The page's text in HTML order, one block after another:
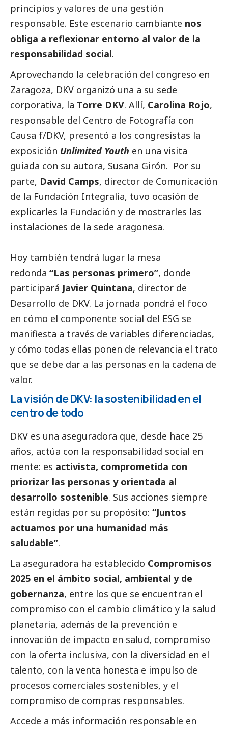
principios y valores de una gestión
responsable. Este escenario cambiante nos
obliga a reflexionar entorno al valor de la
responsabilidad social.
Aprovechando la celebración del congreso en
Zaragoza, DKV organizó una a su sede
corporativa, la Torre DKV. Allí, Carolina Rojo,
responsable del Centro de Fotografía con
Causa f/DKV, presentó a los congresistas la
exposición Unlimited Youth en una visita
guiada con su autora, Susana Girón. Por su
parte, David Camps, director de Comunicación
de la Fundación Integralia, tuvo ocasión de
explicarles la Fundación y de mostrarles las
instalaciones de la sede aragonesa.
Hoy también tendrá lugar la mesa
redonda “Las personas primero”, donde
participará Javier Quintana, director de
Desarrollo de DKV. La jornada pondrá el foco
en cómo el componente social del ESG se
manifiesta a través de variables diferenciadas,
y cómo todas ellas ponen de relevancia el trato
que se debe dar a las personas en la cadena de
valor.
La visión de DKV: la sostenibilidad en el
centro de todo
DKV es una aseguradora que, desde hace 25
años, actúa con la responsabilidad social en
mente: es activista, comprometida con
priorizar las personas y orientada al
desarrollo sostenible. Sus acciones siempre
están regidas por su propósito: “Juntos
actuamos por una humanidad más
saludable”.
La aseguradora ha establecido Compromisos
2025 en el ámbito social, ambiental y de
gobernanza, entre los que se encuentran el
compromiso con el cambio climático y la salud
planetaria, además de la prevención e
innovación de impacto en salud, compromiso
con la oferta inclusiva, con la diversidad en el
talento, con la venta honesta e impulso de
procesos comerciales sostenibles, y el
compromiso de compras responsables.
Accede a más información responsable en